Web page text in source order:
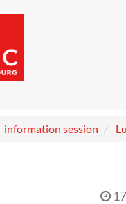
information session